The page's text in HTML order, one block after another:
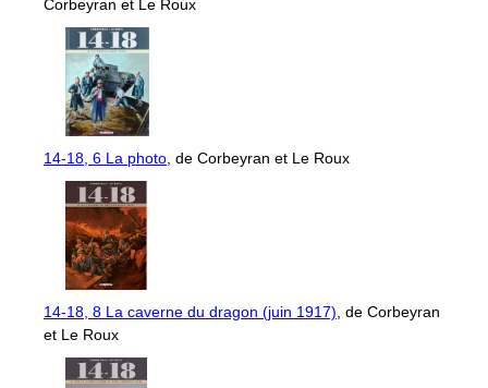
Corbeyran et Le Roux
14-18, 6 La photo , de Corbeyran et Le Roux
14-18, 8 La caverne du dragon (juin 1917) , de Corbeyran
et Le Roux